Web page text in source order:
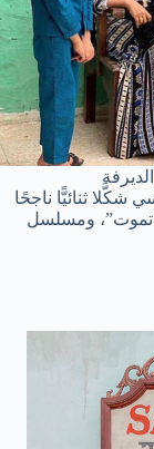
شكَّلا ثنائيًّا ناجحًا
تموت”، ومسلسل